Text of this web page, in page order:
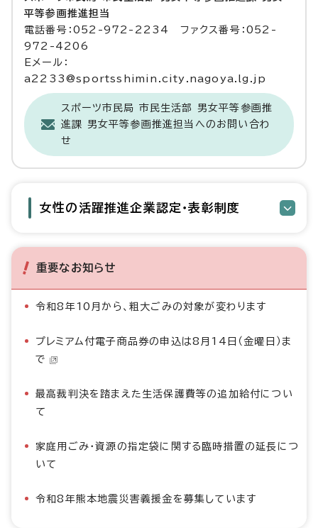
平等参画推進担当
電話番号：052-972-2234 ファクス番号：052-
972-4206
Eメール：
a2233@sportsshimin.city.nagoya.lg.jp
スポーツ市民局 市民生活部 男女平等参画推
進課 男女平等参画推進担当へのお問い合わ
せ
女性の活躍推進企業認定・表彰制度
重要なお知らせ
令和8年10月から、粗大ごみの対象が変わります
プレミアム付電子商品券の申込は8月14日（金曜日）ま
で
最高裁判決を踏まえた生活保護費等の追加給付につい
て
家庭用ごみ・資源の指定袋に関する臨時措置の延長につ
いて
令和8年熊本地震災害義援金を募集しています